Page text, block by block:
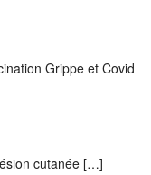
Grippe et Covid
cutanée[…]